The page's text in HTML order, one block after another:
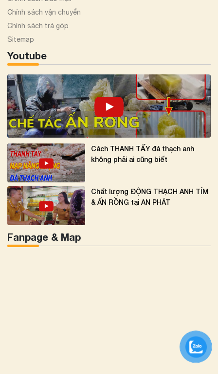
Chính sách vận chuyển
Chính sách trả góp
Sitemap
Youtube
Cách THANH TẨY đá thạch anh
không phải ai cũng biết
Chất lượng ĐỘNG THẠCH ANH TÍM
& ẤN RỒNG tại AN PHÁT
Fanpage & Map